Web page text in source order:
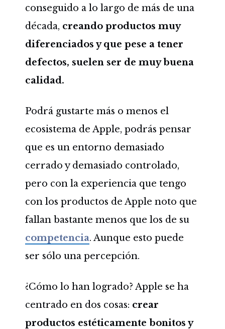
conseguido a lo largo de más de una
década, creando productos muy
diferenciados y que pese a tener
defectos, suelen ser de muy buena
calidad.
Podrá gustarte más o menos el
ecosistema de Apple, podrás pensar
que es un entorno demasiado
cerrado y demasiado controlado,
pero con la experiencia que tengo
con los productos de Apple noto que
fallan bastante menos que los de su
competencia. Aunque esto puede
ser sólo una percepción.
¿Cómo lo han logrado? Apple se ha
centrado en dos cosas: crear
productos estéticamente bonitos y